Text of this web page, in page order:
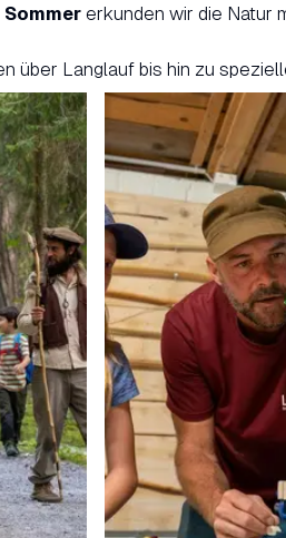
Sommer erkunden wir die Natur
über Langlauf bis hin zu